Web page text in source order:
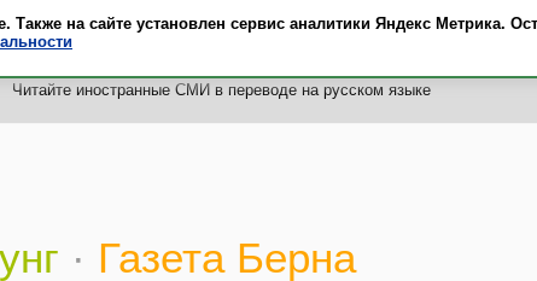
MrTranslate · Пресса
Читайте иностранные СМИ в переводе на русском языке
· Газета Берна
на сайте установлен сервис аналитики Яндекс Метрика.